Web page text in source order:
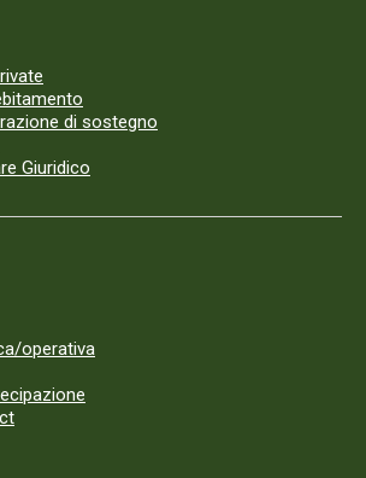
di sostegno
Giuridico
operativa